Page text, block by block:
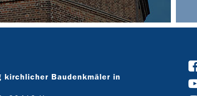
kirchlicher Baudenkmäler in